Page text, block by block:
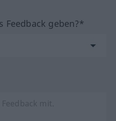
Feedback geben?*